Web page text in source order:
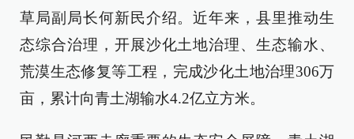
草局副局长何新民介绍。近年来，县里推动生
态综合治理，开展沙化土地治理、生态输水、
荒漠生态修复等工程，完成沙化土地治理306万
亩，累计向青土湖输水4.2亿立方米。